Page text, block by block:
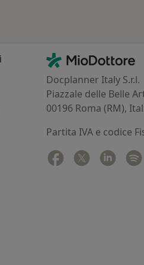
Contatti
MioDottore - Homepage
Docplanner Italy S.r.l.
Piazzale delle Belle
00196 Roma (RM),
Partita IVA e codice
Facebook
si apre in una
Twitter
si apre in
si